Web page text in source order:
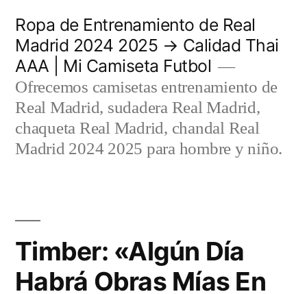
contenido
Ropa de Entrenamiento de Real
Madrid 2024 2025 → Calidad Thai
AAA | Mi Camiseta Futbol
Ofrecemos camisetas entrenamiento de
Real Madrid, sudadera Real Madrid,
chaqueta Real Madrid, chandal Real
Madrid 2024 2025 para hombre y niño.
Timber: «Algún Día
Habrá Obras Mías En